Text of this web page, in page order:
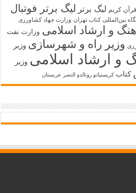
قرآن کریم لیگ برتر لیگ برتر فوتبال
بین‌المللی کتاب تهران وزارت جهاد کشاورزی
و ارشاد اسلامی وزارت نفت
وزیر راه و شهرسازی وزیر
و ارشاد اسلامی وزیر
کتاب کریستیانو رونالدو النصر عربستان